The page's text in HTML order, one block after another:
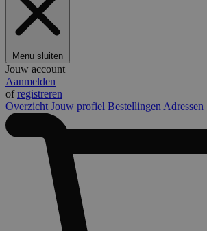
Menu sluiten
Jouw account
Aanmelden
ofregistreren
Overzicht Jouw profiel Bestellingen Adressen